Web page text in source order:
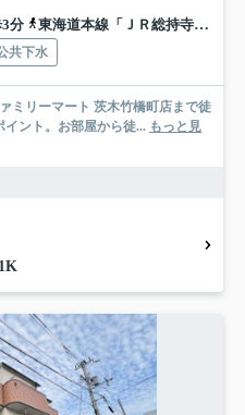
分
東海道本線「ＪＲ総持寺」駅 徒歩14分
共下水
ミリーマート 茨木竹橋町店まで徒
ント。お部屋から徒... もっと見